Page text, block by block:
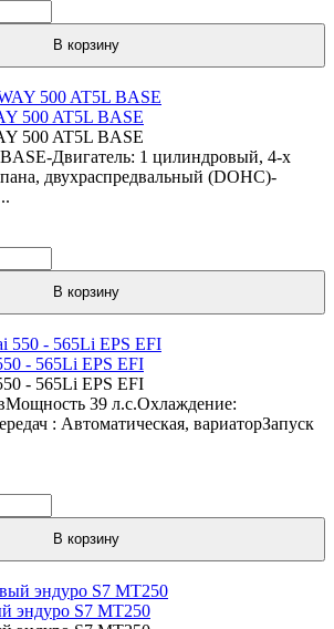
В корзину
500 AT5L BASE
500 AT5L BASE
Двигатель: 1 цилиндровый, 4-х
двухраспредвальный (DOHC)-
В корзину
- 565Li EPS EFI
- 565Li EPS EFI
39 л.с.Охлаждение:
: Автоматическая, вариаторЗапуск
В корзину
эндуро S7 MT250